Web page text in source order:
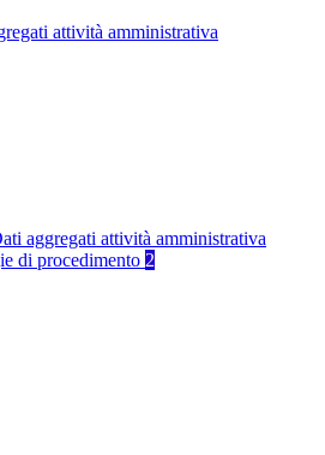
attività amministrativa
aggregati attività amministrativa
di procedimento 2